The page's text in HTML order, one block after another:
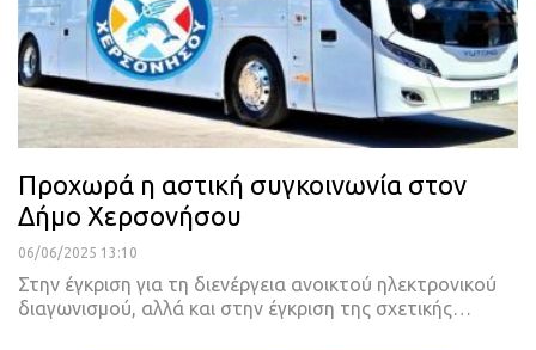
Προχωρά η αστική συγκοινωνία στον
Δήμο Χερσονήσου
06/06/2025 13:10
Στην έγκριση για τη διενέργεια ανοικτού ηλεκτρονικού
διαγωνισμού, αλλά και στην έγκριση της σχετικής…